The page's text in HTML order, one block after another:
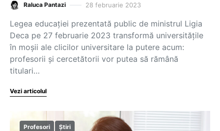
Raluca Pantazi 28 februarie 2023
Legea educației prezentată public de ministrul Ligia
Deca pe 27 februarie 2023 transformă universitățile
în moșii ale clicilor universitare la putere acum:
profesorii și cercetătorii vor putea să rămână
titulari…
Vezi articolul
Profesori Știri